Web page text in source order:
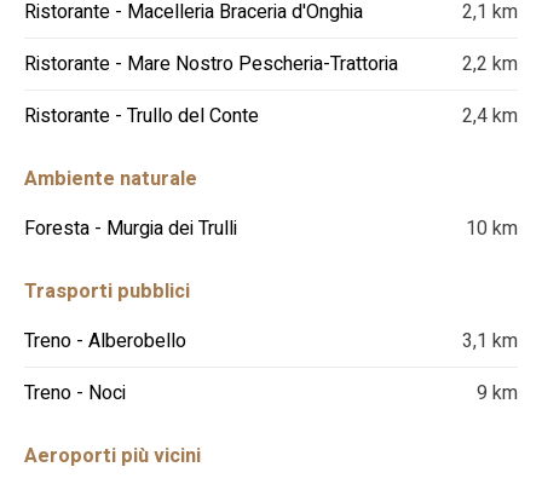
Ristorante - Macelleria Braceria d'Onghia
2,1 km
Ristorante - Mare Nostro Pescheria-Trattoria
2,2 km
Ristorante - Trullo del Conte
2,4 km
Ambiente naturale
Foresta - Murgia dei Trulli
10 km
Trasporti pubblici
Treno - Alberobello
3,1 km
Treno - Noci
9 km
Aeroporti più vicini